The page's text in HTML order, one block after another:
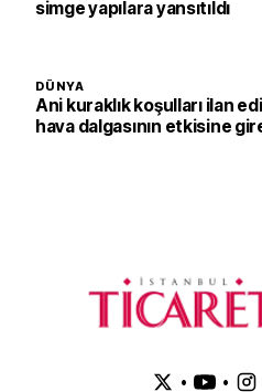
simge yapılara yansıtıldı
DÜNYA
Ani kuraklık koşulları ilan
hava dalgasının etkisine
• •